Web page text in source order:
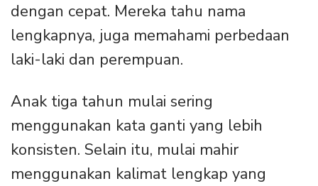
dengan cepat. Mereka tahu nama
lengkapnya, juga memahami perbedaan
laki-laki dan perempuan.
Anak tiga tahun mulai sering
menggunakan kata ganti yang lebih
konsisten. Selain itu, mulai mahir
menggunakan kalimat lengkap yang